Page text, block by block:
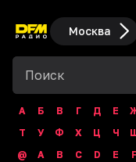
Москва
А Б В Г Д Е
Т
У Ф Х Ц Ч
@
A B C D E F